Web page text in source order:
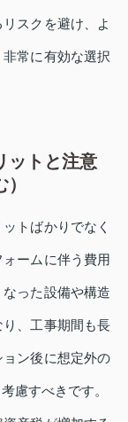
スクを避け、よ
常に有効な選択
ットと注意
トばかりでなく
ームに伴う費用
った設備や構造
、工事期間も長
ン後に想定外の
慮すべきです。